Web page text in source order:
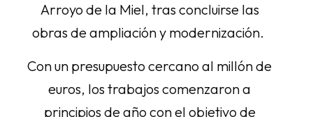
Arroyo de la Miel, tras concluirse las
obras de ampliación y modernización.
Con un presupuesto cercano al millón de
euros, los trabajos comenzaron a
principios de año con el objetivo de